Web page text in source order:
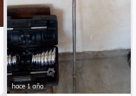
hace 1 año